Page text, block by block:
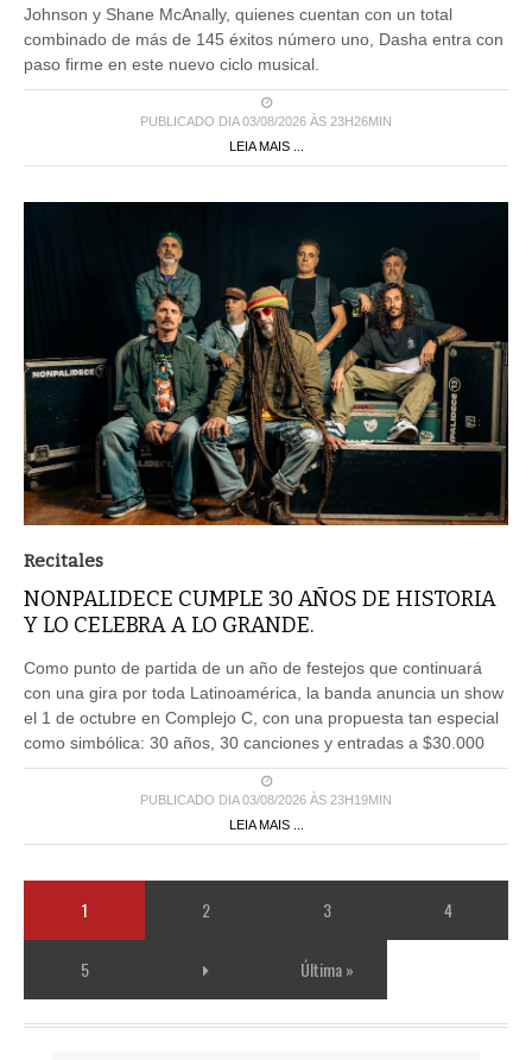
Johnson y Shane McAnally, quienes cuentan con un total
combinado de más de 145 éxitos número uno, Dasha entra con
paso firme en este nuevo ciclo musical.
PUBLICADO DIA 03/08/2026 ÀS 23H26MIN
LEIA MAIS ...
Recitales
NONPALIDECE CUMPLE 30 AÑOS DE HISTORIA
Y LO CELEBRA A LO GRANDE.
Como punto de partida de un año de festejos que continuará
con una gira por toda Latinoamérica, la banda anuncia un show
el 1 de octubre en Complejo C, con una propuesta tan especial
como simbólica: 30 años, 30 canciones y entradas a $30.000
PUBLICADO DIA 03/08/2026 ÀS 23H19MIN
LEIA MAIS ...
1 2 3 4
5 Última »